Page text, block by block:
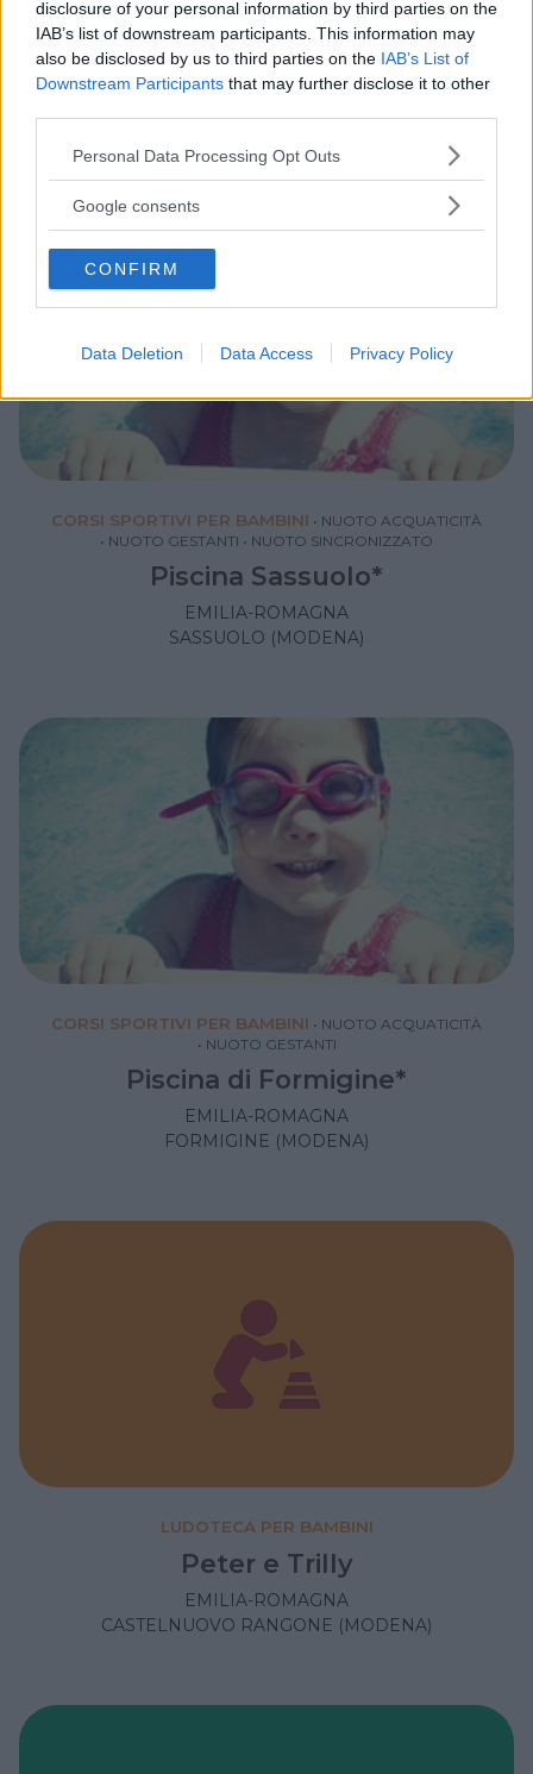
disclosure of your personal information by third parties on the
IAB’s list of downstream participants. This information may
also be disclosed by us to third parties on the IAB’s List of
Downstream Participants that may further disclose it to other
Please note that this website/app uses one or more Google
not limited to your visit or usage behaviour. You may click to
use your data for below specified purposes in below Google
consent section.
Personal Data Processing Opt Outs
Google consents
CONFIRM
Data Deletion Data Access Privacy Policy
LUDOTECA PER BAMBINI
Manine d'Oro
CORSI SPORTIVI PER BAMBINI • NUOTO ACQUATICITÀ
• NUOTO GESTANTI • NUOTO SINCRONIZZATO
Piscina Sassuolo*
EMILIA-ROMAGNA
SASSUOLO (MODENA)
CORSI SPORTIVI PER BAMBINI • NUOTO ACQUATICITÀ
• NUOTO GESTANTI
Piscina di Formigine*
EMILIA-ROMAGNA
FORMIGINE (MODENA)
LUDOTECA PER BAMBINI
Peter e Trilly
EMILIA-ROMAGNA
CASTELNUOVO RANGONE (MODENA)